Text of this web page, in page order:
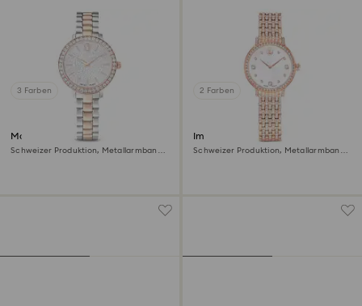
3 Farben
Matrix 3-link Uhr
Schweizer Produktion, Metallarmband,
2 Farben
Imber Uhr
Schweizer Produktion, Metallarmband,